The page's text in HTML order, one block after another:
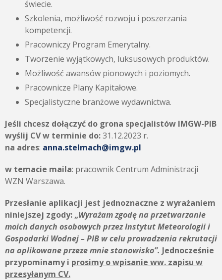
świecie.
Szkolenia, możliwość rozwoju i poszerzania
kompetencji.
Pracowniczy Program Emerytalny.
Tworzenie wyjątkowych, luksusowych produktów.
Możliwość awansów pionowych i poziomych.
Pracownicze Plany Kapitałowe.
Specjalistyczne branżowe wydawnictwa.
Jeśli chcesz dołączyć do grona specjalistów IMGW-PIB
wyślij CV w terminie do:31.12.2023 r.
na adres: anna.stelmach@imgw.pl
w temacie maila: pracownik Centrum Administracji
WZN Warszawa.
Przesłanie aplikacji jest jednoznaczne z wyrażaniem
niniejszej zgody: „Wyrażam zgodę na przetwarzanie
moich danych osobowych przezInstytut Meteorologii i
Gospodarki Wodnej – PIB w celu prowadzenia rekrutacji
na aplikowane przeze mnie stanowisko”. Jednocześnie
przypominamy i prosimy o wpisanie ww. zapisu w
przesyłanym CV.